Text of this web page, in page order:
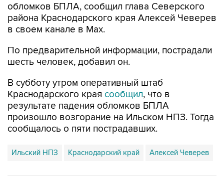
в своем канале в Max.
По предварительной информации, пострадали
В субботу утром оперативный штаб
результате падения обломков БПЛА
произошло возгорание на Ильском НПЗ. Тогда
сообщалось о пяти пострадавших.
Ильский НПЗ Краснодарский край Алексей Чеверев